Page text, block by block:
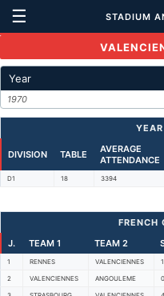
☰ STADIUM
Year
1970
DIVISION TABLE
AVERAGE
ATTENDANCE
D1 18 3394
FRENCH
J.
TEAM 1 TEAM 2
1 RENNES VALENCIENNES
2 VALENCIENNES ANGOULEME